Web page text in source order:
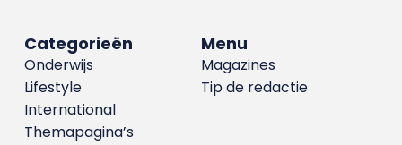
Menu
Magazines
Tip de redactie
Categorieën
Onderwijs
Lifestyle
International
Themapagina’s